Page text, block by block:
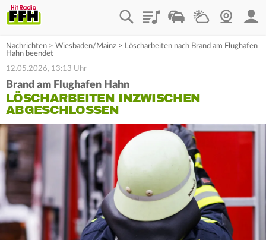
PlaylistStaupilotWetterWebcam
Nachrichten > Wiesbaden/Mainz > Löscharbeiten nach Brand am Flughafen
Hahn beendet
12.05.2026, 13:13 Uhr
Brand am Flughafen Hahn
LÖSCHARBEITEN INZWISCHEN
ABGESCHLOSSEN